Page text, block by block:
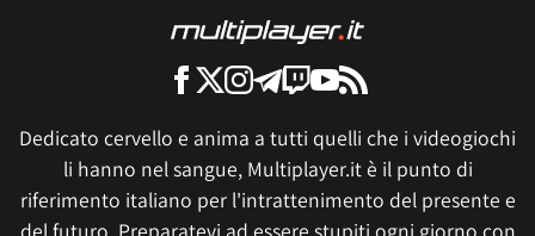
Dedicato cervello e anima a tutti quelli che i videogiochi
li hanno nel sangue, Multiplayer.it è il punto di
riferimento italiano per l'intrattenimento del presente e